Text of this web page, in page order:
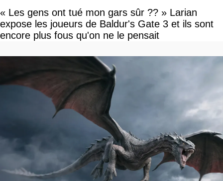
« Les gens ont tué mon gars sûr ?? » Larian
expose les joueurs de Baldur's Gate 3 et ils sont
encore plus fous qu'on ne le pensait